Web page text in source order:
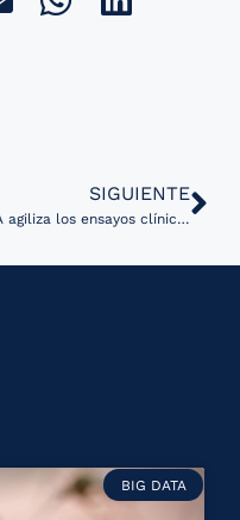
SIGUIENTE
IA agiliza los ensayos clínicos de medicamentos efectivos contra Alzheimer
BIG DATA